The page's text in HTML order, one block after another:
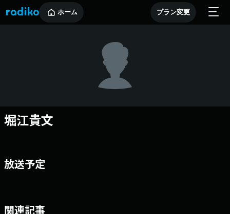
ホーム プラン変更
堀江貴文
放送予定
関連記事